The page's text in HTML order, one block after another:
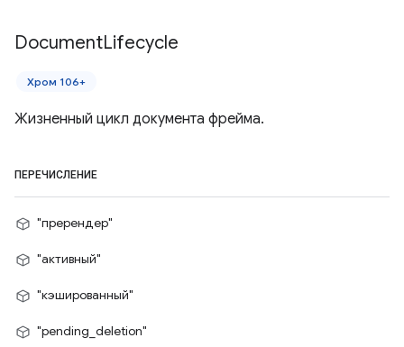
DocumentLifecycle
Хром 106+
Жизненный цикл документа фрейма.
ПЕРЕЧИСЛЕНИЕ
"пререндер"
"активный"
"кэшированный"
"pending_deletion"